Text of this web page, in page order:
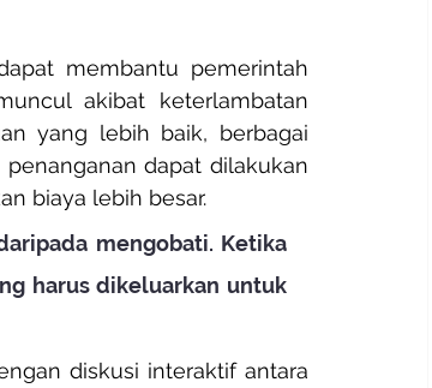
membantu pemerintah
akibat keterlambatan
yang lebih baik, berbagai
dapat dilakukan
biaya lebih besar.
mengobati. Ketika
harus dikeluarkan untuk
diskusi interaktif antara